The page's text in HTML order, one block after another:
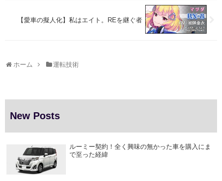
【愛車の擬人化】私はエイト。REを継ぐ者
ホーム 運転技術
New Posts
ルーミー契約！全く興味の無かった車を購入にま
で至った経緯